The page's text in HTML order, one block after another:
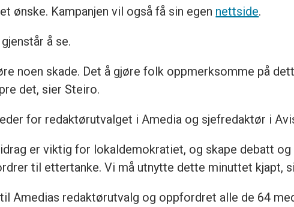
ønske. Kampanjen vil også få sin egen nettside.
å se.
noen skade. Det å gjøre folk oppmerksomme på
det, sier Steiro.
for redaktørutvalget i Amedia og sjefredaktør i
er viktig for lokaldemokratiet, og skape debatt
til ettertanke. Vi må utnytte dette minuttet kjapt,
Amedias redaktørutvalg og oppfordret alle de 64